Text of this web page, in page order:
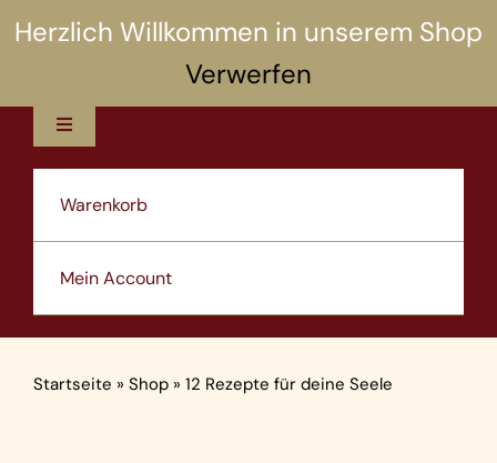
Herzlich Willkommen in unserem Shop
Verwerfen
Inhalt
Toggle
Warenkorb
Mein Account
Startseite » Shop » 12 Rezepte für deine Seele